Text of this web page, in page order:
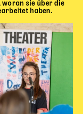
woran sie über die
haben.